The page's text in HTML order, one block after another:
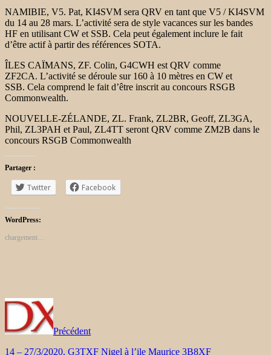
NAMIBIE, V5. Pat, KI4SVM sera QRV en tant que V5 / KI4SVM
du 14 au 28 mars. L’activité sera de style vacances sur les bandes
HF en utilisant CW et SSB. Cela peut également inclure le fait
d’être actif à partir des références SOTA.
ÎLES CAÏMANS, ZF. Colin, G4CWH est QRV comme
ZF2CA. L’activité se déroule sur 160 à 10 mètres en CW et
SSB. Cela comprend le fait d’être inscrit au concours RSGB
Commonwealth.
NOUVELLE-ZÉLANDE, ZL. Frank, ZL2BR, Geoff, ZL3GA,
Phil, ZL3PAH et Paul, ZL4TT seront QRV comme ZM2B dans le
concours RSGB Commonwealth
Partager :
Twitter Facebook
WordPress:
chargement…
Précédent
14 – 27/3/2020, G3TXF Nigel à l’ile Maurice 3B8XF